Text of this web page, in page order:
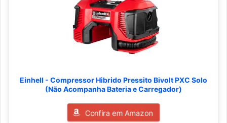
Einhell - Compressor Hibrido Pressito Bivolt PXC Solo
(Não Acompanha Bateria e Carregador)
Confira em Amazon